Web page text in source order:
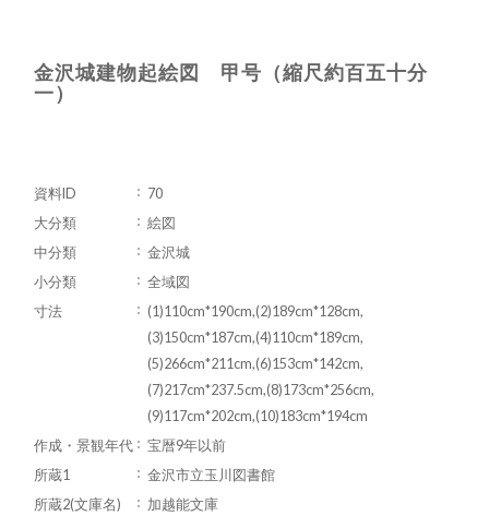
金沢城建物起絵図 甲号（縮尺約百五十分
一）
資料ID
70
大分類
絵図
中分類
金沢城
小分類
全域図
寸法
(1)110cm*190cm,(2)189cm*128cm,
(3)150cm*187cm,(4)110cm*189cm,
(5)266cm*211cm,(6)153cm*142cm,
(7)217cm*237.5cm,(8)173cm*256cm,
(9)117cm*202cm,(10)183cm*194cm
作成・景観年代
宝暦9年以前
所蔵1
金沢市立玉川図書館
所蔵2(文庫名)
加越能文庫